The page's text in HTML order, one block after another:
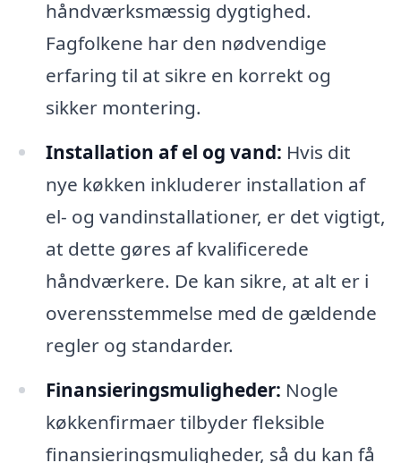
håndværksmæssig dygtighed.
Fagfolkene har den nødvendige
erfaring til at sikre en korrekt og
sikker montering.
Installation af el og vand: Hvis dit
nye køkken inkluderer installation af
el- og vandinstallationer, er det vigtigt,
at dette gøres af kvalificerede
håndværkere. De kan sikre, at alt er i
overensstemmelse med de gældende
regler og standarder.
Finansieringsmuligheder: Nogle
køkkenfirmaer tilbyder fleksible
finansieringsmuligheder, så du kan få